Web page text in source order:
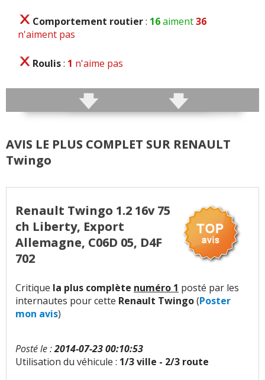
Comportement routier: 16aiment36
n'aiment pas
Roulis: 1 n'aime pas
Précision direction:5n'aiment pas
Consistance direction:12aiment12n'aiment pas
Freinage:8 aiment 22n'aiment pas
Poids:7aiment7n'aiment pas
Confort global
n'aiment pas
Confort banquette arri.:5aiment
n'aiment pas
AVIS LE PLUS COMPLET SUR RENAULT
Twingo
Renault Twingo 1.2 16v 75
ch Liberty, Export
Allemagne, C06D 05, D4F
702
Critique la plus complète numéro 1 posté par les
internautes pour cette Renault Twingo(Poster
mon avis)
Posté le :2014-07-23 00:10:53
Utilisation du véhicule : 1/3 ville - 2/3 route